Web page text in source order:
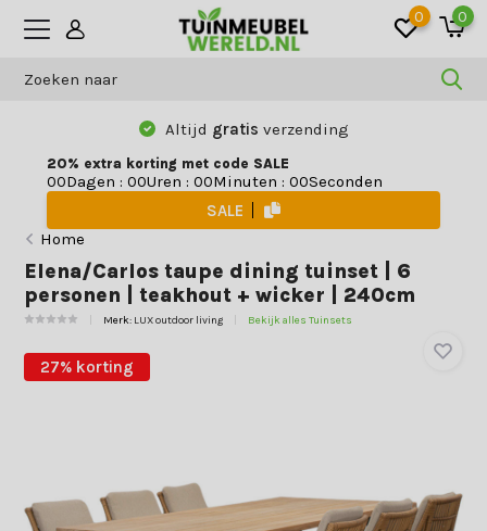
0 0
Altijd gratis verzending
20% extra korting met code SALE
00Dagen : 00Uren : 00Minuten : 00Seconden
SALE
Home
Elena/Carlos taupe dining tuinset | 6
personen | teakhout + wicker | 240cm
Merk: LUX outdoor living Bekijk alles Tuinsets
27% korting